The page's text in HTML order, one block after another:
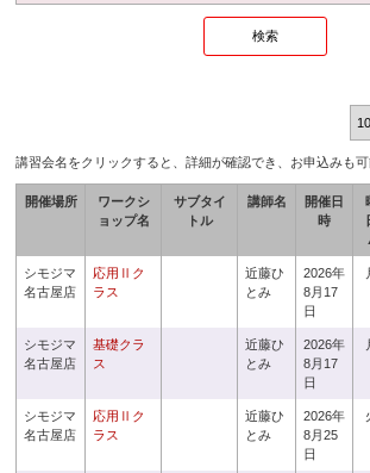
講習会名をクリックすると、詳細が確認でき、お申込みも可
開催場所
ワークシ
ョップ名
サブタイ
トル
講師名
開催日
時
シモジマ
名古屋店
応用Ⅱク
ラス
近藤ひ
とみ
2026年
8月17
日
シモジマ
名古屋店
基礎クラ
ス
近藤ひ
とみ
2026年
8月17
日
シモジマ
名古屋店
応用Ⅱク
ラス
近藤ひ
とみ
2026年
8月25
日